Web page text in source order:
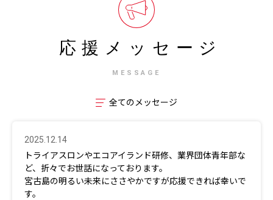
応援メッセージ
MESSAGE
全てのメッセージ
2025.12.14
トライアスロンやエコアイランド研修、業界団体青年部な
ど、折々でお世話になっております。
宮古島の明るい未来にささやかですが応援できれば幸いで
す。